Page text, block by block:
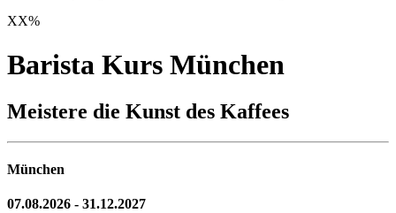
XX%
Barista Kurs München
Meistere die Kunst des Kaffees
München
07.08.2026 - 31.12.2027